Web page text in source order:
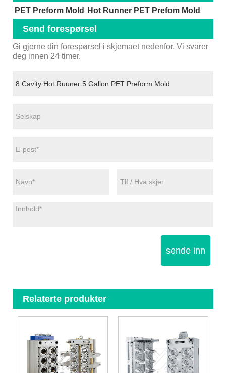
PET Preform Mold Hot Runner PET Prefom Mold
Send forespørsel
Gi gjerne din forespørsel i skjemaet nedenfor. Vi svarer
deg innen 24 timer.
sende inn
Relaterte produkter